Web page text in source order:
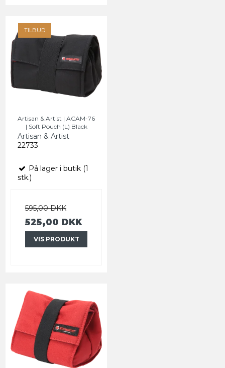
TILBUD
Artisan & Artist | ACAM-76
| Soft Pouch (L) Black
Artisan & Artist
22733
På lager i butik (1
stk.)
595,00 DKK
525,00 DKK
VIS PRODUKT